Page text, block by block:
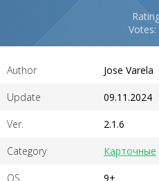
Votes:
Author Jose Varela
Update 09.11.2024
Ver. 2.1.6
Category Карточные
OS 9+